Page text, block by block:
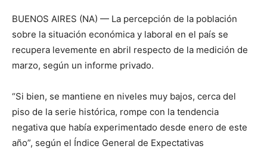
BUENOS AIRES (NA) — La percepción de la población
sobre la situación económica y laboral en el país se
recupera levemente en abril respecto de la medición de
marzo, según un informe privado.
“Si bien, se mantiene en niveles muy bajos, cerca del
piso de la serie histórica, rompe con la tendencia
negativa que había experimentado desde enero de este
año”, según el Índice General de Expectativas